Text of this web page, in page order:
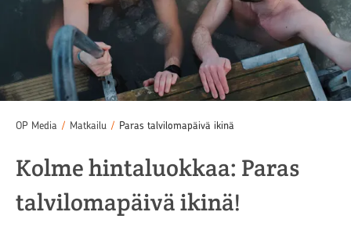
OP Media / Matkailu / Paras talvilomapäivä ikinä
Kolme hintaluokkaa: Paras
talvilomapäivä ikinä!